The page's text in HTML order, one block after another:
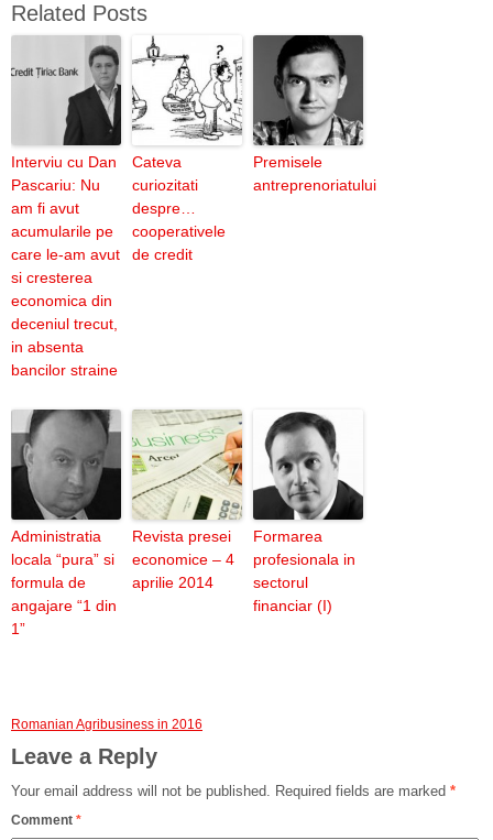
Related Posts
Interviu cu Dan
Pascariu: Nu
am fi avut
acumularile pe
care le-am avut
si cresterea
economica din
deceniul trecut,
in absenta
bancilor straine
Cateva
curiozitati
despre…
cooperativele
de credit
Premisele
antreprenoriatului
Administratia
locala “pura” si
formula de
angajare “1 din
1”
Revista presei
economice – 4
aprilie 2014
Formarea
profesionala in
sectorul
financiar (I)
Romanian Agribusiness in 2016
Leave a Reply
Your email address will not be published. Required fields are marked *
Comment *